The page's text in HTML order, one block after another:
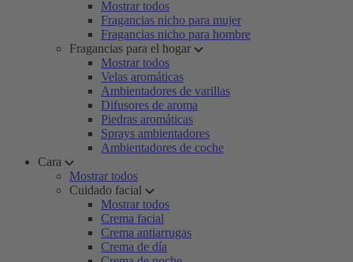
Mostrar todos
Fragancias nicho para mujer
Fragancias nicho para hombre
Fragancias para el hogar
Mostrar todos
Velas aromáticas
Ambientadores de varillas
Difusores de aroma
Piedras aromáticas
Sprays ambientadores
Ambientadores de coche
Cara
Mostrar todos
Cuidado facial
Mostrar todos
Crema facial
Crema antiarrugas
Crema de día